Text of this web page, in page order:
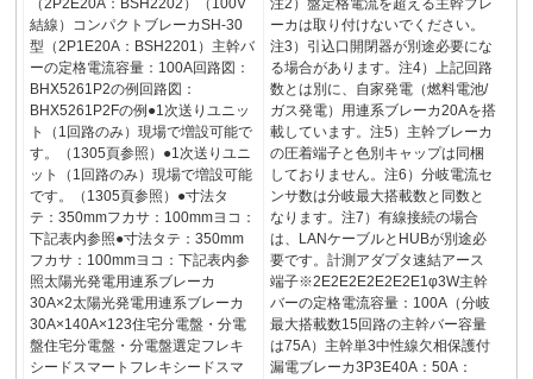
（2P2E20A：BSH2202）（100V
結線）コンパクトブレーカSH-30
型（2P1E20A：BSH2201）主幹バ
ーの定格電流容量：100A回路図：
BHX5261P2の例回路図：
BHX5261P2Fの例●1次送りユニッ
ト（1回路のみ）現場で増設可能で
す。（1305頁参照）●1次送りユニ
ット（1回路のみ）現場で増設可能
です。（1305頁参照）●寸法タ
テ：350mmフカサ：100mmヨコ：
下記表内参照●寸法タテ：350mm
フカサ：100mmヨコ：下記表内参
照太陽光発電用連系ブレーカ
30A×2太陽光発電用連系ブレーカ
30A×140A×123住宅分電盤・分電
盤住宅分電盤・分電盤選定フレキ
シードスマートフレキシードスマ
注2）盤定格電流を超える主幹ブレ
ーカは取り付けないでください。
注3）引込口開閉器が別途必要にな
る場合があります。注4）上記回路
数とは別に、自家発電（燃料電池/
ガス発電）用連系ブレーカ20Aを搭
載しています。注5）主幹ブレーカ
の圧着端子と色別キャップは同梱
しておりません。注6）分岐電流セ
ンサ数は分岐最大搭載数と同数と
なります。注7）有線接続の場合
は、LANケーブルとHUBが別途必
要です。計測アダプタ速結アース
端子※2E2E2E2E2E2E1φ3W主幹
バーの定格電流容量：100A（分岐
最大搭載数15回路の主幹バー容量
は75A）主幹単3中性線欠相保護付
漏電ブレーカ3P3E40A：50A：